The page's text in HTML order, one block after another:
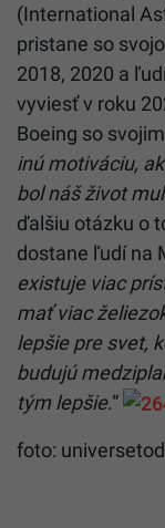
(International
pristane so
2018, 2020 a
vyviesť v roku
Boeing so
inú motiváciu,
bol náš život
ďalšiu otázku o
dostane ľudí na
existuje viac
mať viac
lepšie pre svet,
budujú
tým lepšie.“
foto: